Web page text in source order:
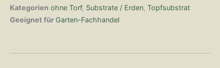
Kategorien ohne Torf, Substrate / Erden, Topfsubstrat
Geeignet für Garten-Fachhandel